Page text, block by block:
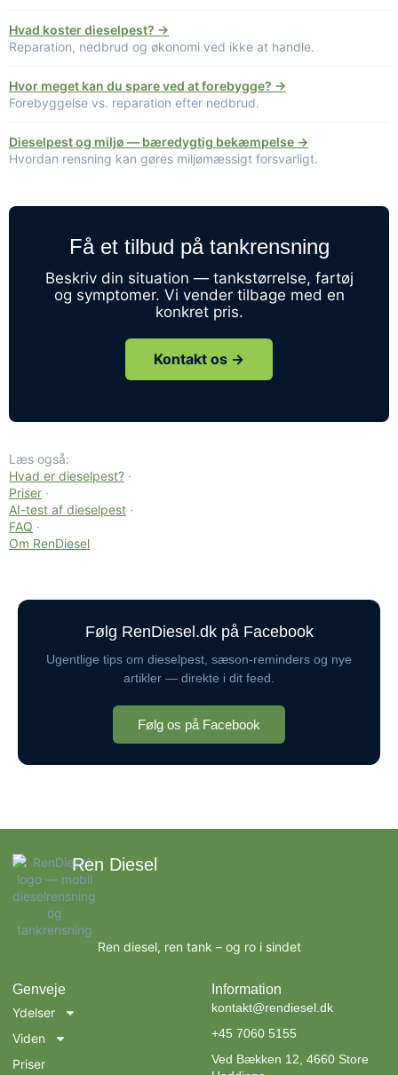
Hvad koster dieselpest? →
Reparation, nedbrud og økonomi ved ikke at handle.
Hvor meget kan du spare ved at forebygge? →
Forebyggelse vs. reparation efter nedbrud.
Dieselpest og miljø — bæredygtig bekæmpelse →
Hvordan rensning kan gøres miljømæssigt forsvarligt.
Få et tilbud på tankrensning
Beskriv din situation — tankstørrelse, fartøj
og symptomer. Vi vender tilbage med en
konkret pris.
Kontakt os →
Læs også:
Hvad er dieselpest? ·
Priser ·
AI-test af dieselpest ·
FAQ ·
Om RenDiesel
Følg RenDiesel.dk på Facebook
Ugentlige tips om dieselpest, sæson-reminders og nye
artikler — direkte i dit feed.
Følg os på Facebook
Ren Diesel
Ren diesel, ren tank – og ro i sindet
Genveje
Ydelser
Viden
Priser
Information
kontakt@rendiesel.dk
+45 7060 5155
Ved Bækken 12, 4660 Store